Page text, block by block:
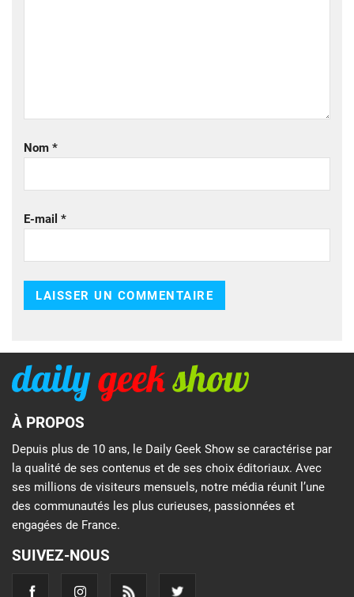
Nom *
E-mail *
À PROPOS
Depuis plus de 10 ans, le Daily Geek Show se caractérise par
la qualité de ses contenus et de ses choix éditoriaux. Avec
ses millions de visiteurs mensuels, notre média réunit l’une
des communautés les plus curieuses, passionnées et
engagées de France.
SUIVEZ-NOUS